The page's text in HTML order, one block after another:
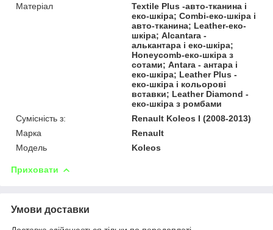
Матеріал
Textile Plus -авто-тканина і
еко-шкіра; Combi-еко-шкіра і
авто-тканина; Leather-еко-
шкіра; Alcantara -
алькантара і еко-шкіра;
Honeycomb-еко-шкіра з
сотами; Antara - антара і
еко-шкіра; Leather Plus -
еко-шкіра і кольорові
вставки; Leather Diamond -
еко-шкіра з ромбами
Сумісність з:
Renault Koleos I (2008-2013)
Марка
Renault
Модель
Koleos
Приховати
Умови доставки